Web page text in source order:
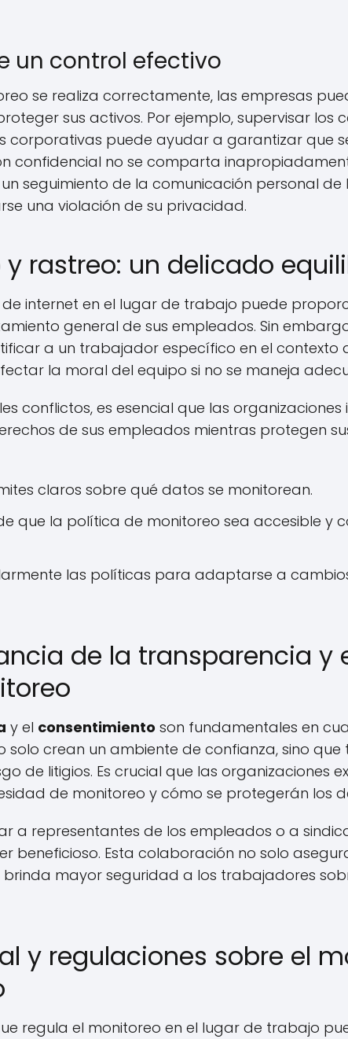
un control efectivo
se realiza correctamente, las empresas
sus activos. Por ejemplo, supervisar los
corporativas puede ayudar a garantizar que
confidencial no se comparta
seguimiento de la comunicación personal
una violación de su privacidad.
y rastreo: un delicado
de internet en el lugar de trabajo puede
general de sus empleados. Sin
a un trabajador específico en el
la moral del equipo si no se maneja
conflictos, es esencial que las
de sus empleados mientras protegen
claros sobre qué datos se monitorean.
que la política de monitoreo sea accesible y
las políticas para adaptarse a
de la transparencia y
y el consentimiento son fundamentales en
solo crean un ambiente de confianza, sino
de litigios. Es crucial que las organizaciones
de monitoreo y cómo se protegerán los
a representantes de los empleados o a
beneficioso. Esta colaboración no solo
brinda mayor seguridad a los trabajadores
y regulaciones sobre el
regula el monitoreo en el lugar de trabajo